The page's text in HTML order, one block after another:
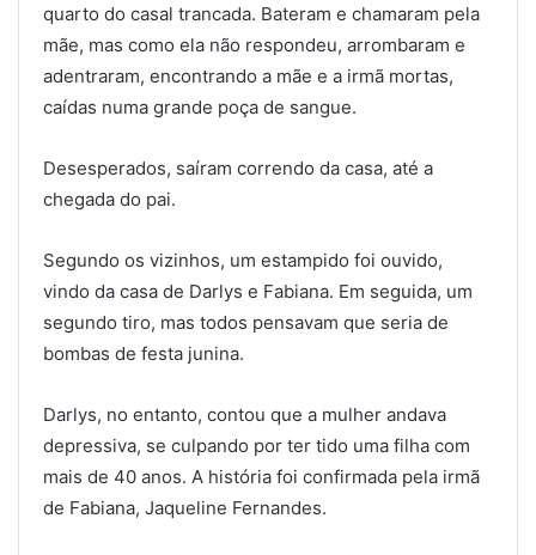
quarto do casal trancada. Bateram e chamaram pela
mãe, mas como ela não respondeu, arrombaram e
adentraram, encontrando a mãe e a irmã mortas,
caídas numa grande poça de sangue.
Desesperados, saíram correndo da casa, até a
chegada do pai.
Segundo os vizinhos, um estampido foi ouvido,
vindo da casa de Darlys e Fabiana. Em seguida, um
segundo tiro, mas todos pensavam que seria de
bombas de festa junina.
Darlys, no entanto, contou que a mulher andava
depressiva, se culpando por ter tido uma filha com
mais de 40 anos. A história foi confirmada pela irmã
de Fabiana, Jaqueline Fernandes.